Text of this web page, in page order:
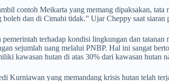
contoh Meikarta yang memang dipaksakan,
dan di Cimahi tidak.” Ujar Cheppy saat siaran
terhadap kondisi lingkungan dan
sejumlah uang melalui PNBP. Hal ini sangat
kawasan hutan di atas 30% dari kawasan
Kurniawan yang memandang krisis hutan telah